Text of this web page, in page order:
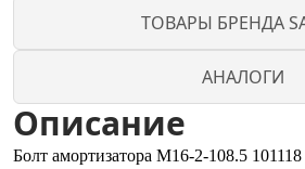
ТОВАРЫ БРЕНДА
АНАЛОГИ
Описание
Болт амортизатора М16-2-108.5 101118